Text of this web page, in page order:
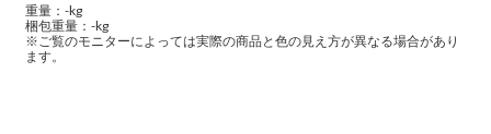
重量：-kg
梱包重量：-kg
※ご覧のモニターによっては実際の商品と色の見え方が異なる場合があり
ます。